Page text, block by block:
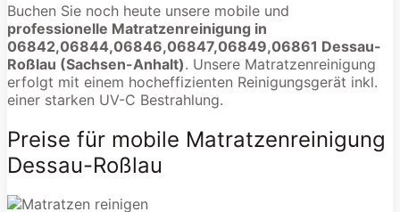
Buchen Sie noch heute unsere mobile und
professionelle Matratzenreinigung in
06842,06844,06846,06847,06849,06861 Dessau-
Roßlau (Sachsen-Anhalt). Unsere Matratzenreinigung
erfolgt mit einem hocheffizienten Reinigungsgerät inkl.
einer starken UV-C Bestrahlung.
Preise für mobile Matratzenreinigung
Dessau-Roßlau